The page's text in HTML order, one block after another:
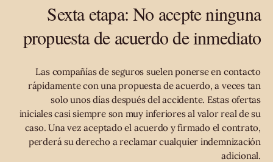
Sexta etapa: No acepte ninguna
propuesta de acuerdo de inmediato
Las compañías de seguros suelen ponerse en contacto
rápidamente con una propuesta de acuerdo, a veces tan
solo unos días después del accidente. Estas ofertas
iniciales casi siempre son muy inferiores al valor real de su
caso. Una vez aceptado el acuerdo y firmado el contrato,
perderá su derecho a reclamar cualquier indemnización
adicional.